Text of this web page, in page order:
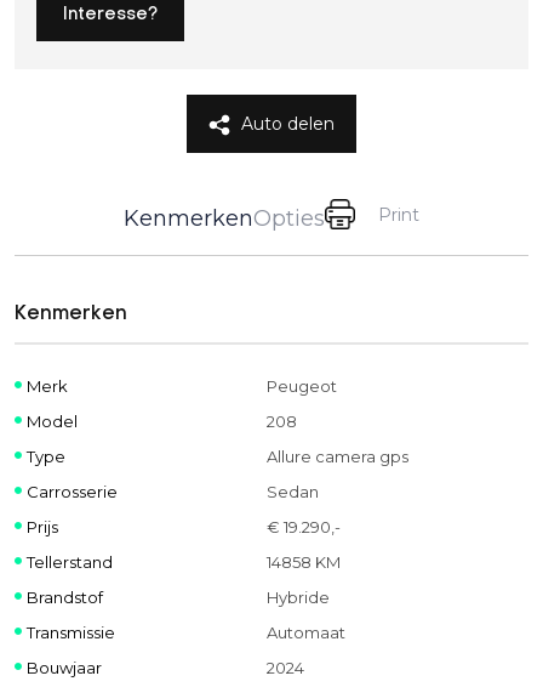
Interesse?
Auto delen
KenmerkenOpties Print
Kenmerken
Merk
Peugeot
Model
208
Type
Allure camera gps
Carrosserie
Sedan
Prijs
€ 19.290,-
Tellerstand
14858 KM
Brandstof
Hybride
Transmissie
Automaat
Bouwjaar
2024